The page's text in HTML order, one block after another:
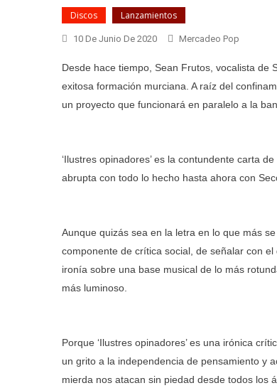
Discos Lanzamientos
10 De Junio De 2020 Mercadeo Pop
Desde hace tiempo, Sean Frutos, vocalista de
exitosa formación murciana. A raíz del
un proyecto que funcionará en paralelo a la
‘Ilustres opinadores’ es la contundente carta
abrupta con todo lo hecho hasta ahora con
Aunque quizás sea en la letra en lo que más
componente de crítica social, de señalar con
ironía sobre una base musical de lo más
más luminoso.
Porque ‘Ilustres opinadores’ es una irónica
un grito a la independencia de pensamiento y
mierda nos atacan sin piedad desde todos los